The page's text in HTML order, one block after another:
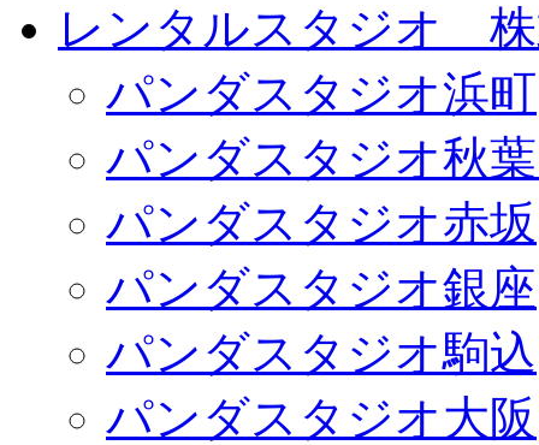
レンタルスタジオ 株
パンダスタジオ浜町
パンダスタジオ秋
パンダスタジオ赤坂
パンダスタジオ銀座
パンダスタジオ駒込
パンダスタジオ大阪